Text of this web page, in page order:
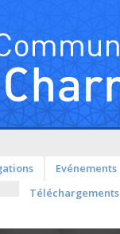
Evénements
Téléchargements